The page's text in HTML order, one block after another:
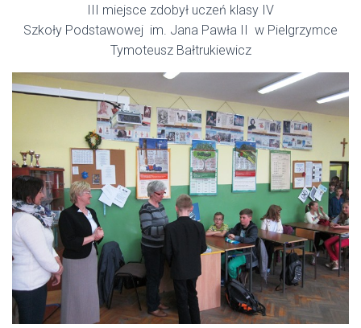
III miejsce zdobył uczeń klasy IV
Szkoły Podstawowej im. Jana Pawła II w Pielgrzymce
Tymoteusz Bałtrukiewicz